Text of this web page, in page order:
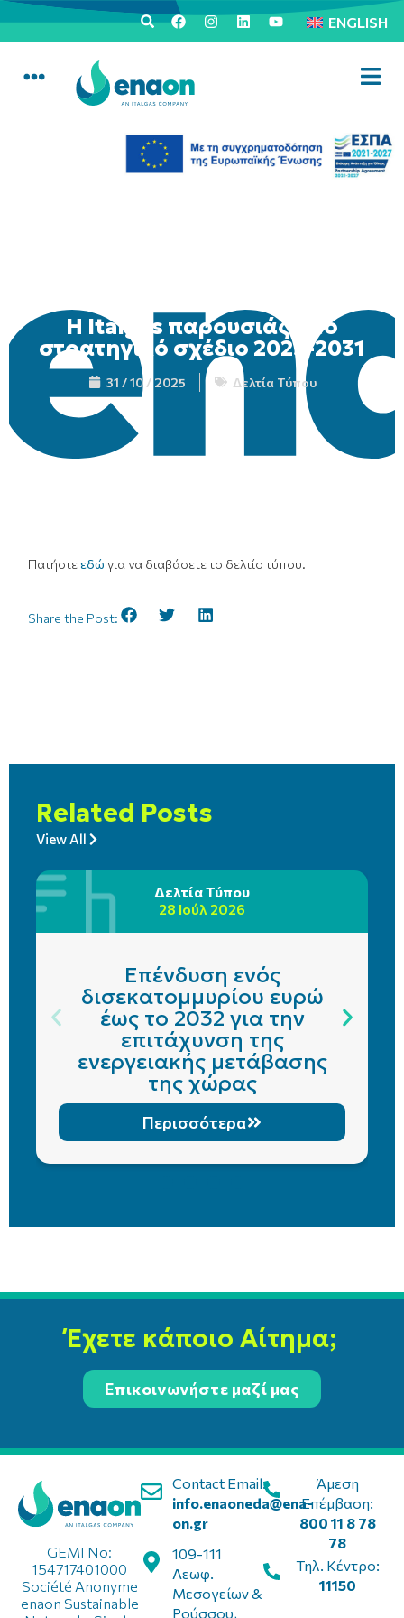
ENGLISH
Η Italgas παρουσιάζει το
στρατηγικό σχέδιο 2025-2031
31 / 10 / 2025 Δελτία Τύπου
Πατήστεεδώ για να διαβάσετε το δελτίο τύπου.
Share the Post:
Related Posts
View All
Δελτία Τύπου
28 Ιούλ 2026
Επένδυση ενός
δισεκατομμυρίου ευρώ
έως το 2032 για την
επιτάχυνση της
ενεργειακής μετάβασης
της χώρας
Περισσότερα
Έχετε κάποιο Αίτημα;
Επικοινωνήστε μαζί μας
Contact Email:
info.enaoneda@ena-
on.gr
109-111
Λεωφ.
Μεσογείων &
Ρούσσου,
GEMI No:
154717401000
Société Anonyme
enaon Sustainable
Άμεση
Επέμβαση:
800 11 8 78
78
Τηλ. Κέντρο:
11150